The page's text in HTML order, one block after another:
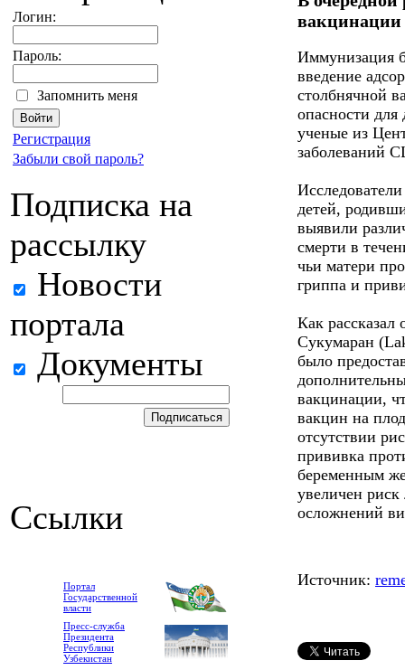
Логин:
Пароль:
Запомнить меня
Регистрация
Забыли свой пароль?
Подписка на
рассылку
Новости
портала
Документы
Ссылки
Портал
Государственной
власти
Пресс-служба
Президента
Республики
Узбекистан
вакцинации
Иммунизация
введение
столбнячной
опасности
ученые из
заболеваний
детей,
выявили
смерти в
чьи матери
гриппа и
Как
Сукумаран
было
вакцинации,
вакцин на
отсутствии
прививка
беременным
увеличен риск
осложнений
Источник: